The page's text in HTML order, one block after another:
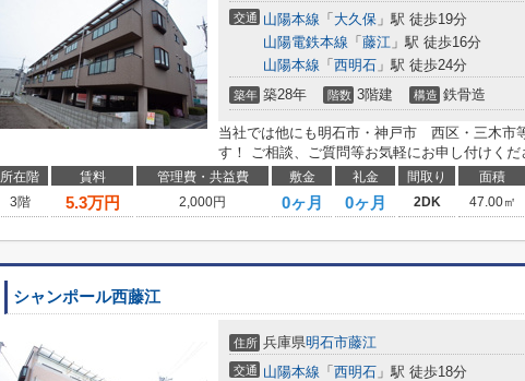
交通 山陽本線 「 大久保 」駅 徒歩19分
山陽電鉄本線 「 藤江 」駅 徒歩16分
山陽本線 「 西明石 」駅 徒歩24分
築年 築28年 階数 3階建 構造 鉄骨造
当社では他にも明石市・神戸市 西区・三木市
す！ ご相談、ご質問等お気軽にお申し付けくだ
所在階 賃料 管理費・共益費 敷金 礼金 間取り 面積
3階
5.3万円 2,000円 0ヶ月 0ヶ月 2DK 47.00㎡
シャンポール西藤江
住所 兵庫県明石市藤江
交通 山陽本線 「 西明石 」駅 徒歩18分